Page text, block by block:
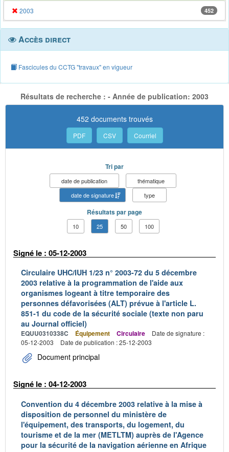
2003 452
Accès direct
Fascicules du CCTG "travaux" en vigueur
Résultats de recherche : - Année de publication: 2003
452 documents trouvés
PDF CSV Courriel
Tri par
date de publication
thématique
date de signature
type
Résultats par page
10 25 50 100
Signé le : 05-12-2003
Circulaire UHC/IUH 1/23 n° 2003-72 du 5 décembre
2003 relative à la programmation de l'aide aux
organismes logeant à titre temporaire des
personnes défavorisées (ALT) prévue à l'article L.
851-1 du code de la sécurité sociale (texte non paru
au Journal officiel)
EQUU0310338C Équipement Circulaire
Date de signature :
05-12-2003
Date de publication : 25-12-2003
Document principal
Signé le : 04-12-2003
Convention du 4 décembre 2003 relative à la mise à
disposition de personnel du ministère de
l'équipement, des transports, du logement, du
tourisme et de la mer (METLTM) auprès de l'Agence
pour la sécurité de la navigation aérienne en Afrique